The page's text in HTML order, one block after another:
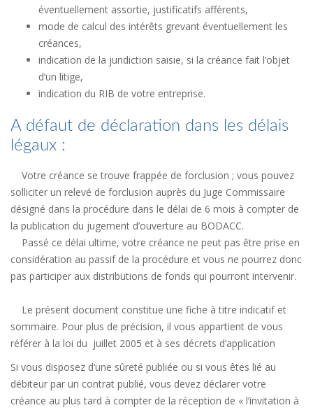
éventuellement assortie, justificatifs afférents,
mode de calcul des intérêts grevant éventuellement les
créances,
indication de la juridiction saisie, si la créance fait l’objet
d’un litige,
indication du RIB de votre entreprise.
A défaut de déclaration dans les délais
légaux :
Votre créance se trouve frappée de forclusion ; vous pouvez
solliciter un relevé de forclusion auprès du Juge Commissaire
désigné dans la procédure dans le délai de 6 mois à compter de
la publication du jugement d’ouverture au BODACC.
Passé ce délai ultime, votre créance ne peut pas être prise en
considération au passif de la procédure et vous ne pourrez donc
pas participer aux distributions de fonds qui pourront intervenir.
Le présent document constitue une fiche à titre indicatif et
sommaire. Pour plus de précision, il vous appartient de vous
référer à la loi du juillet 2005 et à ses décrets d’application
Si vous disposez d’une sûreté publiée ou si vous êtes lié au
débiteur par un contrat publié, vous devez déclarer votre
créance au plus tard à compter de la réception de « l’invitation à